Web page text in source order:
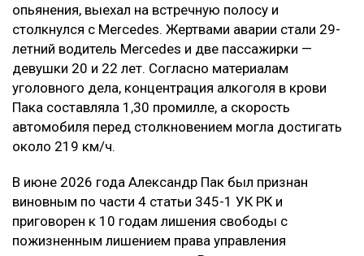
опьянения, выехал на встречную полосу и
столкнулся с Mercedes. Жертвами аварии стали 29-
летний водитель Mercedes и две пассажирки —
девушки 20 и 22 лет. Согласно материалам
уголовного дела, концентрация алкоголя в крови
Пака составляла 1,30 промилле, а скорость
автомобиля перед столкновением могла достигать
около 219 км/ч.
В июне 2026 года Александр Пак был признан
виновным по части 4 статьи 345-1 УК РК и
приговорен к 10 годам лишения свободы с
пожизненным лишением права управления